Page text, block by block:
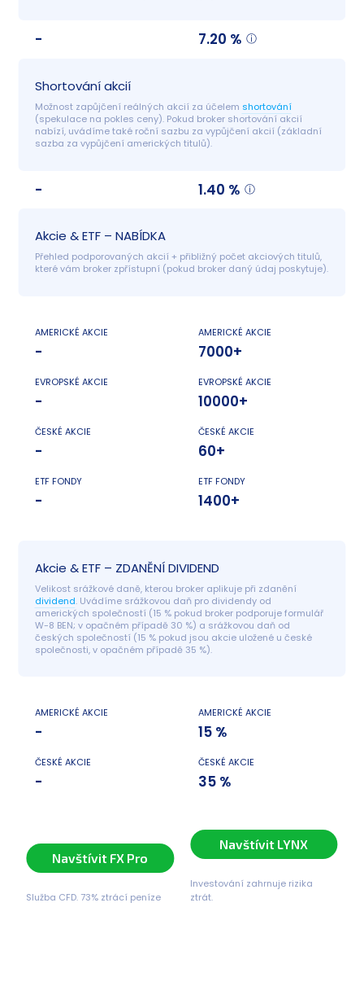
- 7.20 %
Shortování akcií
Možnost zapůjčení reálných akcií za účelem shortování
(spekulace na pokles ceny). Pokud broker shortování akcií
nabízí, uvádíme také roční sazbu za vypůjčení akcií (základní
sazba za vypůjčení amerických titulů).
- 1.40 %
Akcie & ETF – NABÍDKA
Přehled podporovaných akcií + přibližný počet akciových titulů,
které vám broker zpřístupní (pokud broker daný údaj poskytuje).
AMERICKÉ AKCIE
-
EVROPSKÉ AKCIE
-
ČESKÉ AKCIE
-
ETF FONDY
-
AMERICKÉ AKCIE
7000+
EVROPSKÉ AKCIE
10000+
ČESKÉ AKCIE
60+
ETF FONDY
1400+
Akcie & ETF – ZDANĚNÍ DIVIDEND
Velikost srážkové daně, kterou broker aplikuje při zdanění
dividend. Uvádíme srážkovou daň pro dividendy od
amerických společností (15 % pokud broker podporuje formulář
W-8 BEN; v opačném případě 30 %) a srážkovou daň od
českých společností (15 % pokud jsou akcie uložené u české
společnosti, v opačném případě 35 %).
AMERICKÉ AKCIE
-
ČESKÉ AKCIE
-
AMERICKÉ AKCIE
15 %
ČESKÉ AKCIE
35 %
Navštívit FX Pro
Služba CFD. 73% ztrácí peníze
Navštívit LYNX
Investování zahrnuje rizika
ztrát.